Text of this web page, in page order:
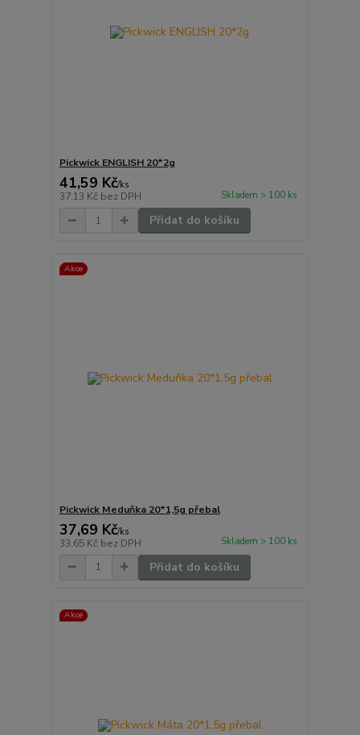
Pickwick ENGLISH 20*2g
41,59 Kč/ks
37,13 Kč bez DPH Skladem > 100 ks
Přidat do košíku
Akce
Pickwick Meduňka 20*1,5g přebal
37,69 Kč/ks
33,65 Kč bez DPH Skladem > 100 ks
Přidat do košíku
Akce